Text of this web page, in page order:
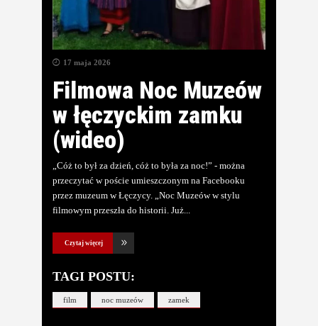
17 maja 2026
Filmowa Noc Muzeów
w łęczyckim zamku
(wideo)
„Cóż to był za dzień, cóż to była za noc!” - można
przeczytać w poście umieszczonym na Facebooku
przez muzeum w Łęczycy. „Noc Muzeów w stylu
filmowym przeszła do historii. Już
Czytaj więcej
TAGI POSTU:
film noc muzeów zamek